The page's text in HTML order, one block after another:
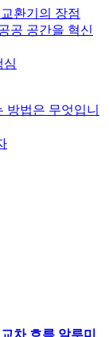
환기의 장점
공 공간을 혁신
심
방법은 무엇입니